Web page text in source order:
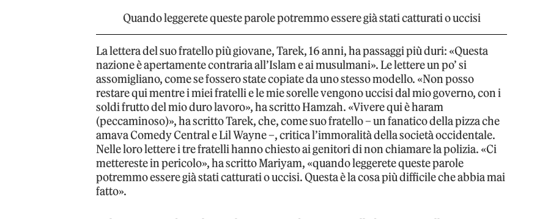
Quando leggerete queste parole potremmo essere già stati catturati o uccisi
La lettera del suo fratello più giovane, Tarek, 16 anni, ha passaggi più duri: «Questa
nazione è apertamente contraria all’Islam e ai musulmani». Le lettere un po’ si
assomigliano, come se fossero state copiate da uno stesso modello. «Non posso
restare qui mentre i miei fratelli e le mie sorelle vengono uccisi dal mio governo, con i
soldi frutto del mio duro lavoro», ha scritto Hamzah. «Vivere qui è haram
(peccaminoso)», ha scritto Tarek, che, come suo fratello – un fanatico della pizza che
amava Comedy Central e Lil Wayne –, critica l’immoralità della società occidentale.
Nelle loro lettere i tre fratelli hanno chiesto ai genitori di non chiamare la polizia. «Ci
mettereste in pericolo», ha scritto Mariyam, «quando leggerete queste parole
potremmo essere già stati catturati o uccisi. Questa è la cosa più difficile che abbia mai
fatto».